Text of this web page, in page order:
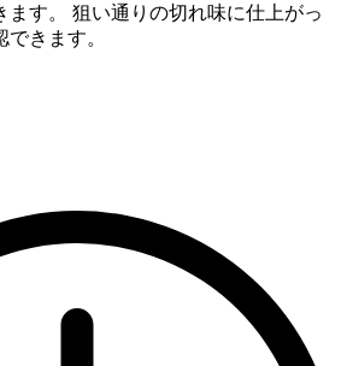
ます。 狙い通りの切れ味に仕上がっ
きます。